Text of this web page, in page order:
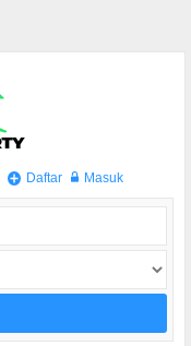
+ Daftar w Masuk